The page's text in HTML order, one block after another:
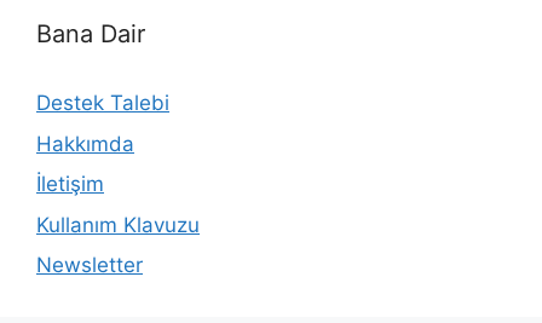
Bana Dair
Destek Talebi
Hakkımda
İletişim
Kullanım Klavuzu
Newsletter